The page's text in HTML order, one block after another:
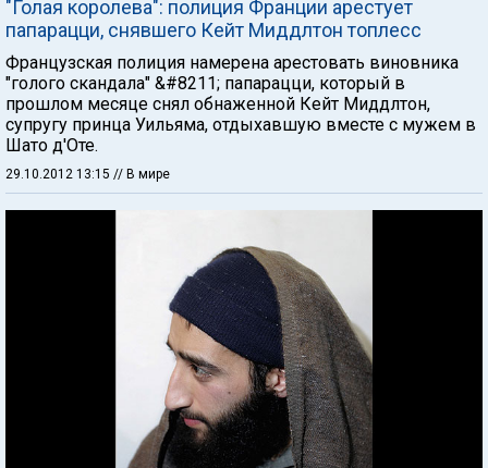
"Голая королева": полиция Франции арестует
папарацци, снявшего Кейт Миддлтон топлесс
Французская полиция намерена арестовать виновника
"голого скандала" &#8211; папарацци, который в
прошлом месяце снял обнаженной Кейт Миддлтон,
супругу принца Уильяма, отдыхавшую вместе с мужем в
Шато д'Оте.
29.10.2012 13:15 // В мире